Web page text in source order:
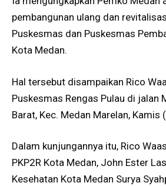
pembangunan ulang dan
Puskesmas dan Puskesmas
Kota Medan.
Hal tersebut disampaikan Rico
Puskesmas Rengas Pulau di jalan
Barat, Kec. Medan Marelan,
Dalam kunjungannya itu, Rico
PKP2R Kota Medan, John Ester
Kesehatan Kota Medan Surya